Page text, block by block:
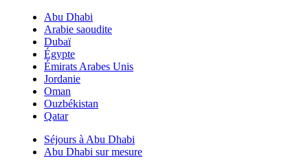
Abu Dhabi
Arabie saoudite
Dubaï
Égypte
Émirats Arabes Unis
Jordanie
Oman
Ouzbékistan
Qatar
Séjours à Abu Dhabi
Abu Dhabi sur mesure